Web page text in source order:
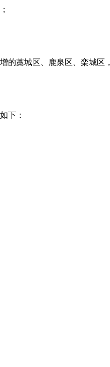
的藁城区、鹿泉区、栾城区
下：